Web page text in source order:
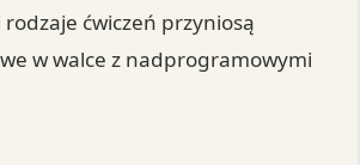
ćwiczeń przyniosą
w walce z nadprogramowymi